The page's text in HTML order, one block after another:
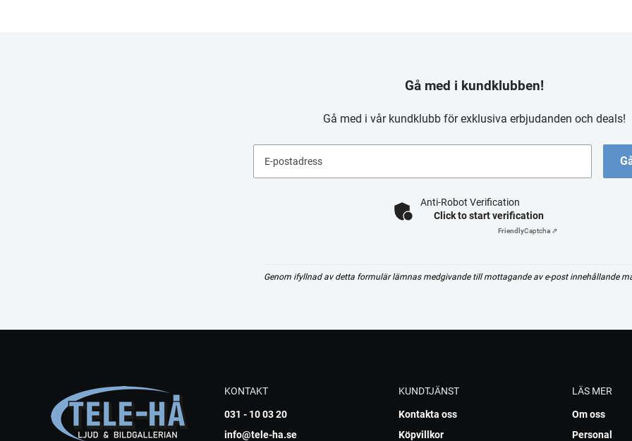
Gå med i kundklubben!
Gå med i vår kundklubb för exklusiva erbjudanden och deals!
E-postadress
Anti-Robot Verification
Click to start verification
FriendlyCaptcha ⇗
Genom ifyllnad av detta formulär lämnas medgivande till mottagande av e-post innehållande
KONTAKT
031 - 10 03 20
info@tele-ha.se
KUNDTJÄNST
Kontakta oss
Köpvillkor
LÄS MER
Om oss
Personal